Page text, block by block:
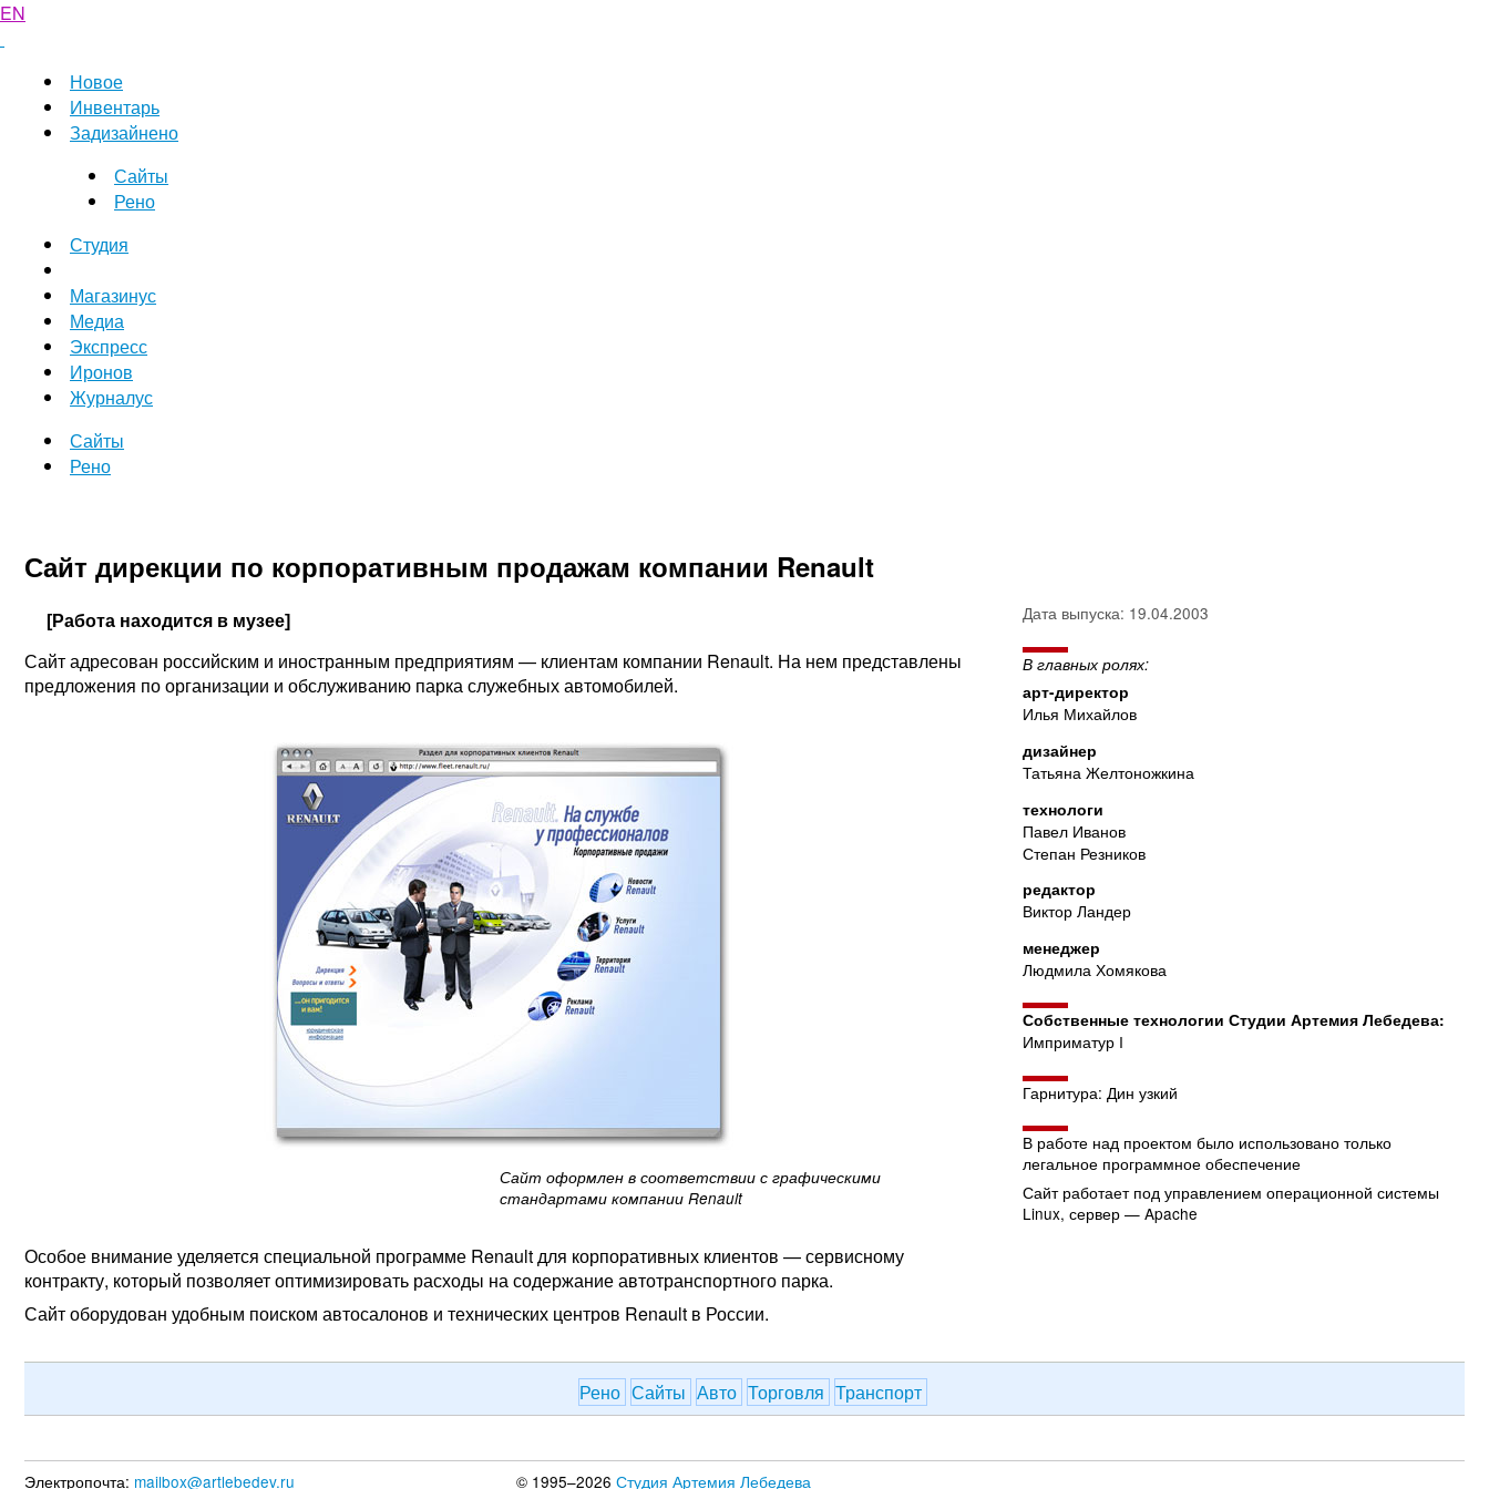
EN
Новое
Инвентарь
Задизайнено
Сайты
Рено
Студия
Магазинус
Медиа
Экспресс
Иронов
Журналус
Сайты
Рено
Сайт дирекции по корпоративным продажам компании Renault
[Работа находится в музее]
Сайт адресован российским и иностранным предприятиям — клиентам компании Renault. На нем представлены
предложения по организации и обслуживанию парка служебных автомобилей.
Сайт оформлен в соответствии с графическими
стандартами компании Renault
Особое внимание уделяется специальной программе Renault для корпоративных клиентов — сервисному
контракту, который позволяет оптимизировать расходы на содержание автотранспортного парка.
Сайт оборудован удобным поиском автосалонов и технических центров Renault в России.
Дата выпуска: 19.04.2003
В главных ролях:
арт-директор
Илья Михайлов
дизайнер
Татьяна Желтоножкина
технологи
Павел Иванов
Степан Резников
редактор
Виктор Ландер
менеджер
Людмила Хомякова
Собственные технологии Студии Артемия Лебедева:
Имприматур I
Гарнитура: Дин узкий
В работе над проектом было использовано только
легальное программное обеспечение
Сайт работает под управлением операционной системы
Linux, сервер — Apache
Рено Сайты Авто Торговля Транспорт
Электропочта: mailbox@artlebedev.ru © 1995–2026 Студия Артемия Лебедева